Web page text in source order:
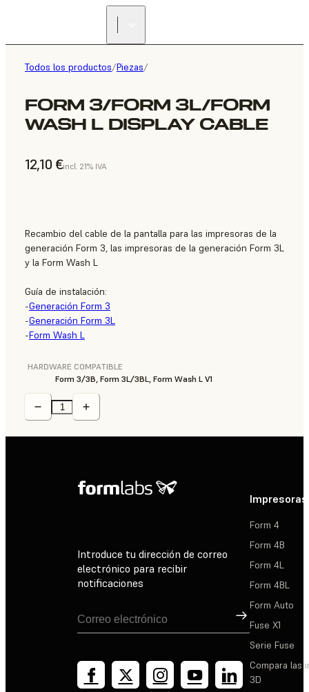
Todos los productos/Piezas/
FORM 3/FORM 3L/FORM
WASH L DISPLAY CABLE
12,10 €incl. 21% IVA
Recambio del cable de la pantalla para las impresoras de la
generación Form 3, las impresoras de la generación Form 3L
y la Form Wash L
Guía de instalación:
-Generación Form 3
-Generación Form 3L
-Form Wash L
HARDWARE COMPATIBLE
Form 3/3B, Form 3L/3BL, Form Wash L V1
Introduce tu dirección de correo
electrónico para recibir
notificaciones
Suscribirse
Impresoras
Form 4
Form 4B
Form 4L
Form 4BL
Form Auto
Fuse X1
Serie Fuse
Compara las
3D